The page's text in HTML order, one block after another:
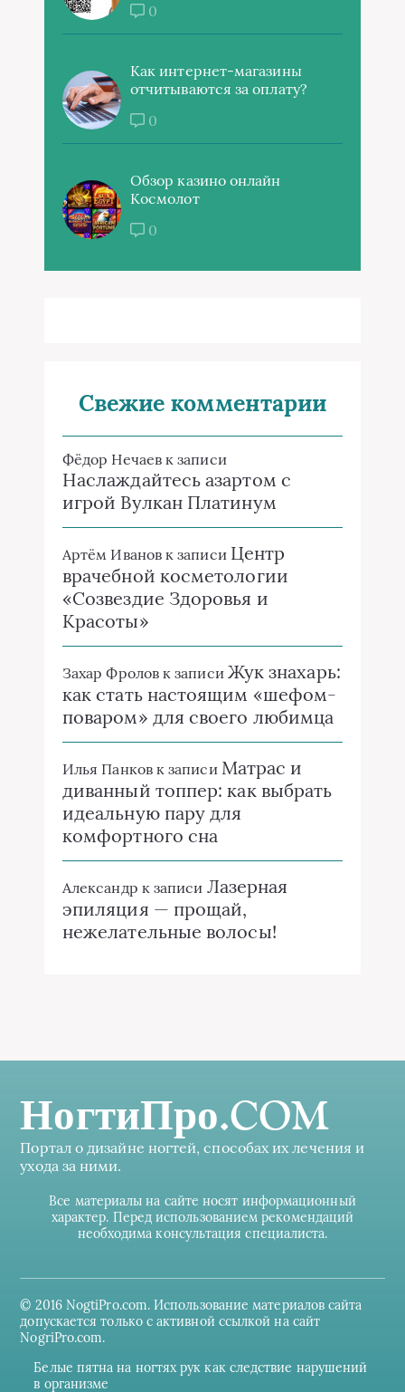
0
Как интернет-магазины
отчитываются за оплату?
0
Обзор казино онлайн
Космолот
0
Свежие комментарии
Фёдор Нечаевк записи
Наслаждайтесь азартом с
игрой Вулкан Платинум
Артём Ивановк записи Центр
врачебной косметологии
«Созвездие Здоровья и
Красоты»
Захар Фроловк записи Жук знахарь:
как стать настоящим «шефом-
поваром» для своего любимца
Илья Панковк записи Матрас и
диванный топпер: как выбрать
идеальную пару для
комфортного сна
Александр к записи Лазерная
эпиляция — прощай,
нежелательные волосы!
НогтиПро.COM
Портал о дизайне ногтей, способах их лечения и
ухода за ними.
Все материалы на сайте носят информационный
характер. Перед использованием рекомендаций
необходима консультация специалиста.
© 2016 NogtiPro.com. Использование материалов сайта
допускается только с активной ссылкой на сайт
NogriPro.com.
Белые пятна на ногтях рук как следствие нарушений
в организме